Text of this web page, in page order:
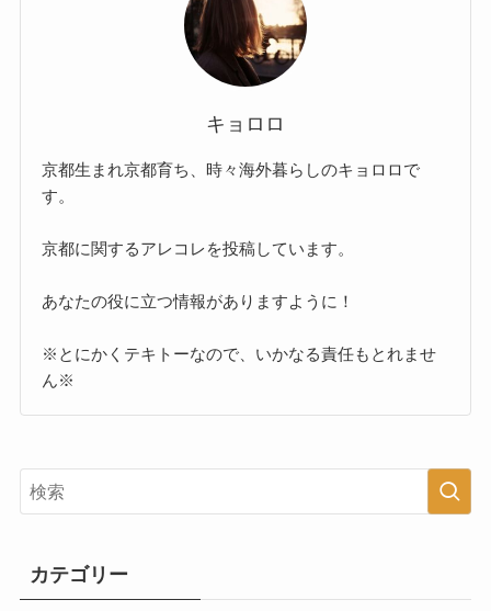
キョロロ
京都生まれ京都育ち、時々海外暮らしのキョロロで
す。
京都に関するアレコレを投稿しています。
あなたの役に立つ情報がありますように！
※とにかくテキトーなので、いかなる責任もとれませ
ん※
カテゴリー